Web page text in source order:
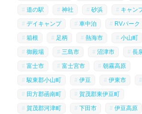
道の駅 神社 砂浜 キャン
デイキャンプ 車中泊 RVパーク
箱根 足柄 熱海市 小山町
御殿場 三島市 沼津市 長
富士市 富士宮市 朝霧高原
駿東郡小山町 伊豆 伊東市
田方郡函南町 賀茂郡東伊豆町
賀茂郡河津町 下田市 伊豆高原